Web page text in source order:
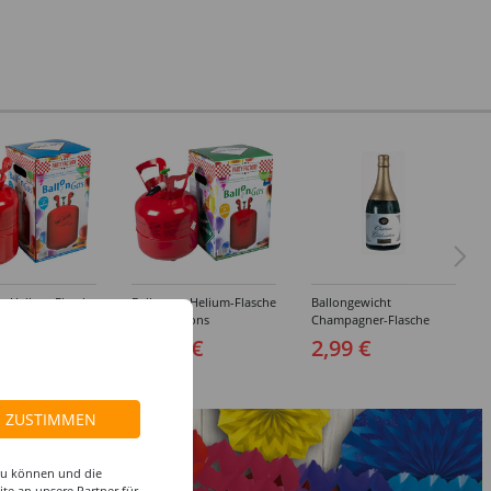
Helium-Flasche
Ballongas Helium-Flasche
für 20 Ballons
29,99 €
Ballongewicht
Champagner-Flasche
2,99 €
ZUSTIMMEN
können und die